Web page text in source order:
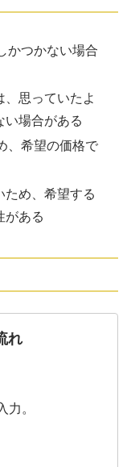
かつかない場合
思っていたよ
い場合がある
、希望の価格で
ため、希望する
がある
れ
力。